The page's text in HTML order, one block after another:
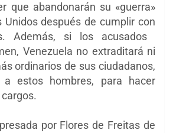
que abandonarán su «guerra»
Unidos después de cumplir con
Además, si los acusados
Venezuela no extraditará ni
ordinarios de sus ciudadanos,
a estos hombres, para hacer
por Flores de Freitas de